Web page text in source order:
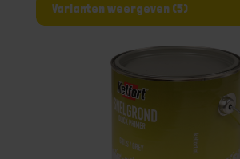
Varianten weergeven (5)